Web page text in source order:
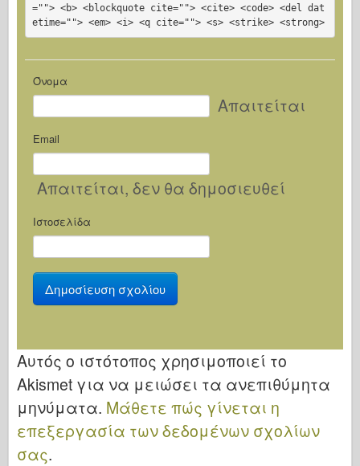
=""> <b> <blockquote cite=""> <cite> <code> <del dat
etime=""> <em> <i> <q cite=""> <s> <strike> <strong>
Όνομα
Απαιτείται
Email
Απαιτείται, δεν θα δημοσιευθεί
Ιστοσελίδα
Αυτός ο ιστότοπος χρησιμοποιεί το
Akismet για να μειώσει τα ανεπιθύμητα
μηνύματα. Μάθετε πώς γίνεται η
επεξεργασία των δεδομένων σχολίων
σας.